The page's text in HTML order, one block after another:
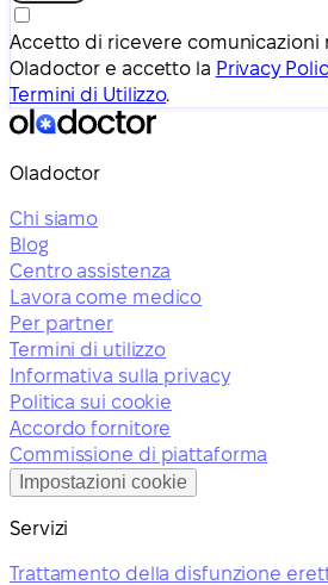
Accetto di ricevere comunicazioni
Oladoctor e accetto la Privacy
Termini di Utilizzo.
Oladoctor
Chi siamo
Blog
Centro assistenza
Lavora come medico
Per partner
Termini di utilizzo
Informativa sulla privacy
Politica sui cookie
Accordo fornitore
Commissione di piattaforma
Impostazioni cookie
Servizi
Trattamento della disfunzione